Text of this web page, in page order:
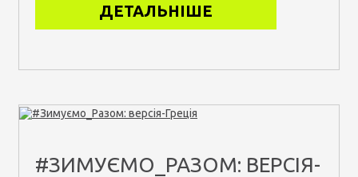
ДЕТАЛЬНІШЕ
#ЗИМУЄМО_РАЗОМ: ВЕРСІЯ-